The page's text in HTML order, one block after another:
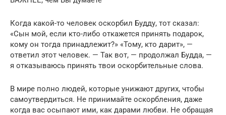
Когда какой-то человек оскорбил Будду, тот сказал:
«Сын мой, если кто-либо откажется принять подарок,
кому он тогда принадлежит?» «Тому, кто дарит», —
ответил этот человек. — Так вот, — продолжал Будда, —
я отказываюсь принять твои оскорбительные слова.
В мире полно людей, которые унижают других, чтобы
самоутвердиться. Не принимайте оскорбления, даже
когда вас осыпают ими, как дарами любви. Не обращая